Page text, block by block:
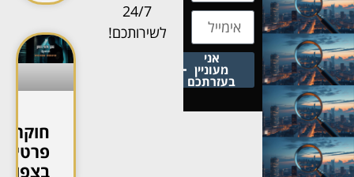
אני
מעוניין
בעזרתכם
24/7
לשירותכם!
חוקר
פרטי
בצפון